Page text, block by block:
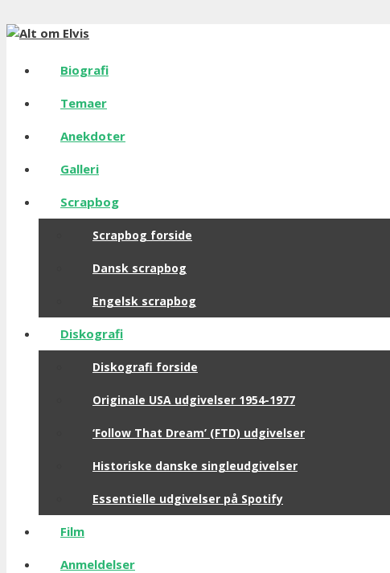
til
Biografi
Temaer
Anekdoter
Galleri
Scrapbog
Scrapbog forside
Dansk scrapbog
Engelsk scrapbog
Diskografi
Diskografi forside
Originale USA udgivelser 1954-1977
‘Follow That Dream’ (FTD) udgivelser
Historiske danske singleudgivelser
Essentielle udgivelser på Spotify
Film
Anmeldelser